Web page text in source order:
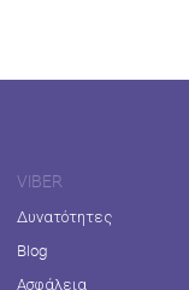
VIBER
Δυνατότητες
Blog
Ασφάλεια